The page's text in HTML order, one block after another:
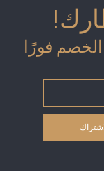
فورًا